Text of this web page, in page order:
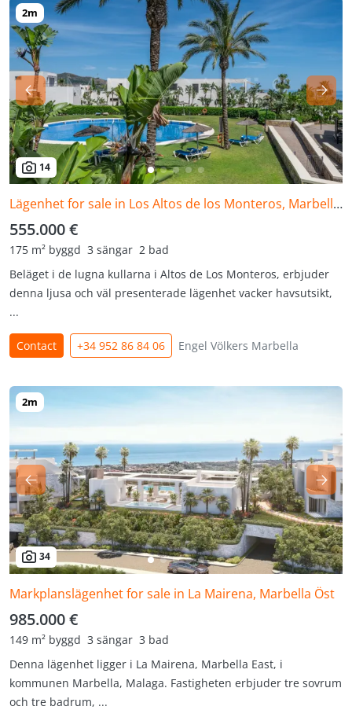
14
Lägenhet for sale in Los Altos de los Monteros, Marbella Öst
555.000 €
175 m² byggd 3 sängar 2 bad
Beläget i de lugna kullarna i Altos de Los Monteros, erbjuder
denna ljusa och väl presenterade lägenhet vacker havsutsikt,
...
Contact +34 952 86 84 06 Engel Völkers Marbella
34
Markplanslägenhet for sale in La Mairena, Marbella Öst
985.000 €
149 m² byggd 3 sängar 3 bad
Denna lägenhet ligger i La Mairena, Marbella East, i
kommunen Marbella, Malaga. Fastigheten erbjuder tre sovrum
och tre badrum, ...